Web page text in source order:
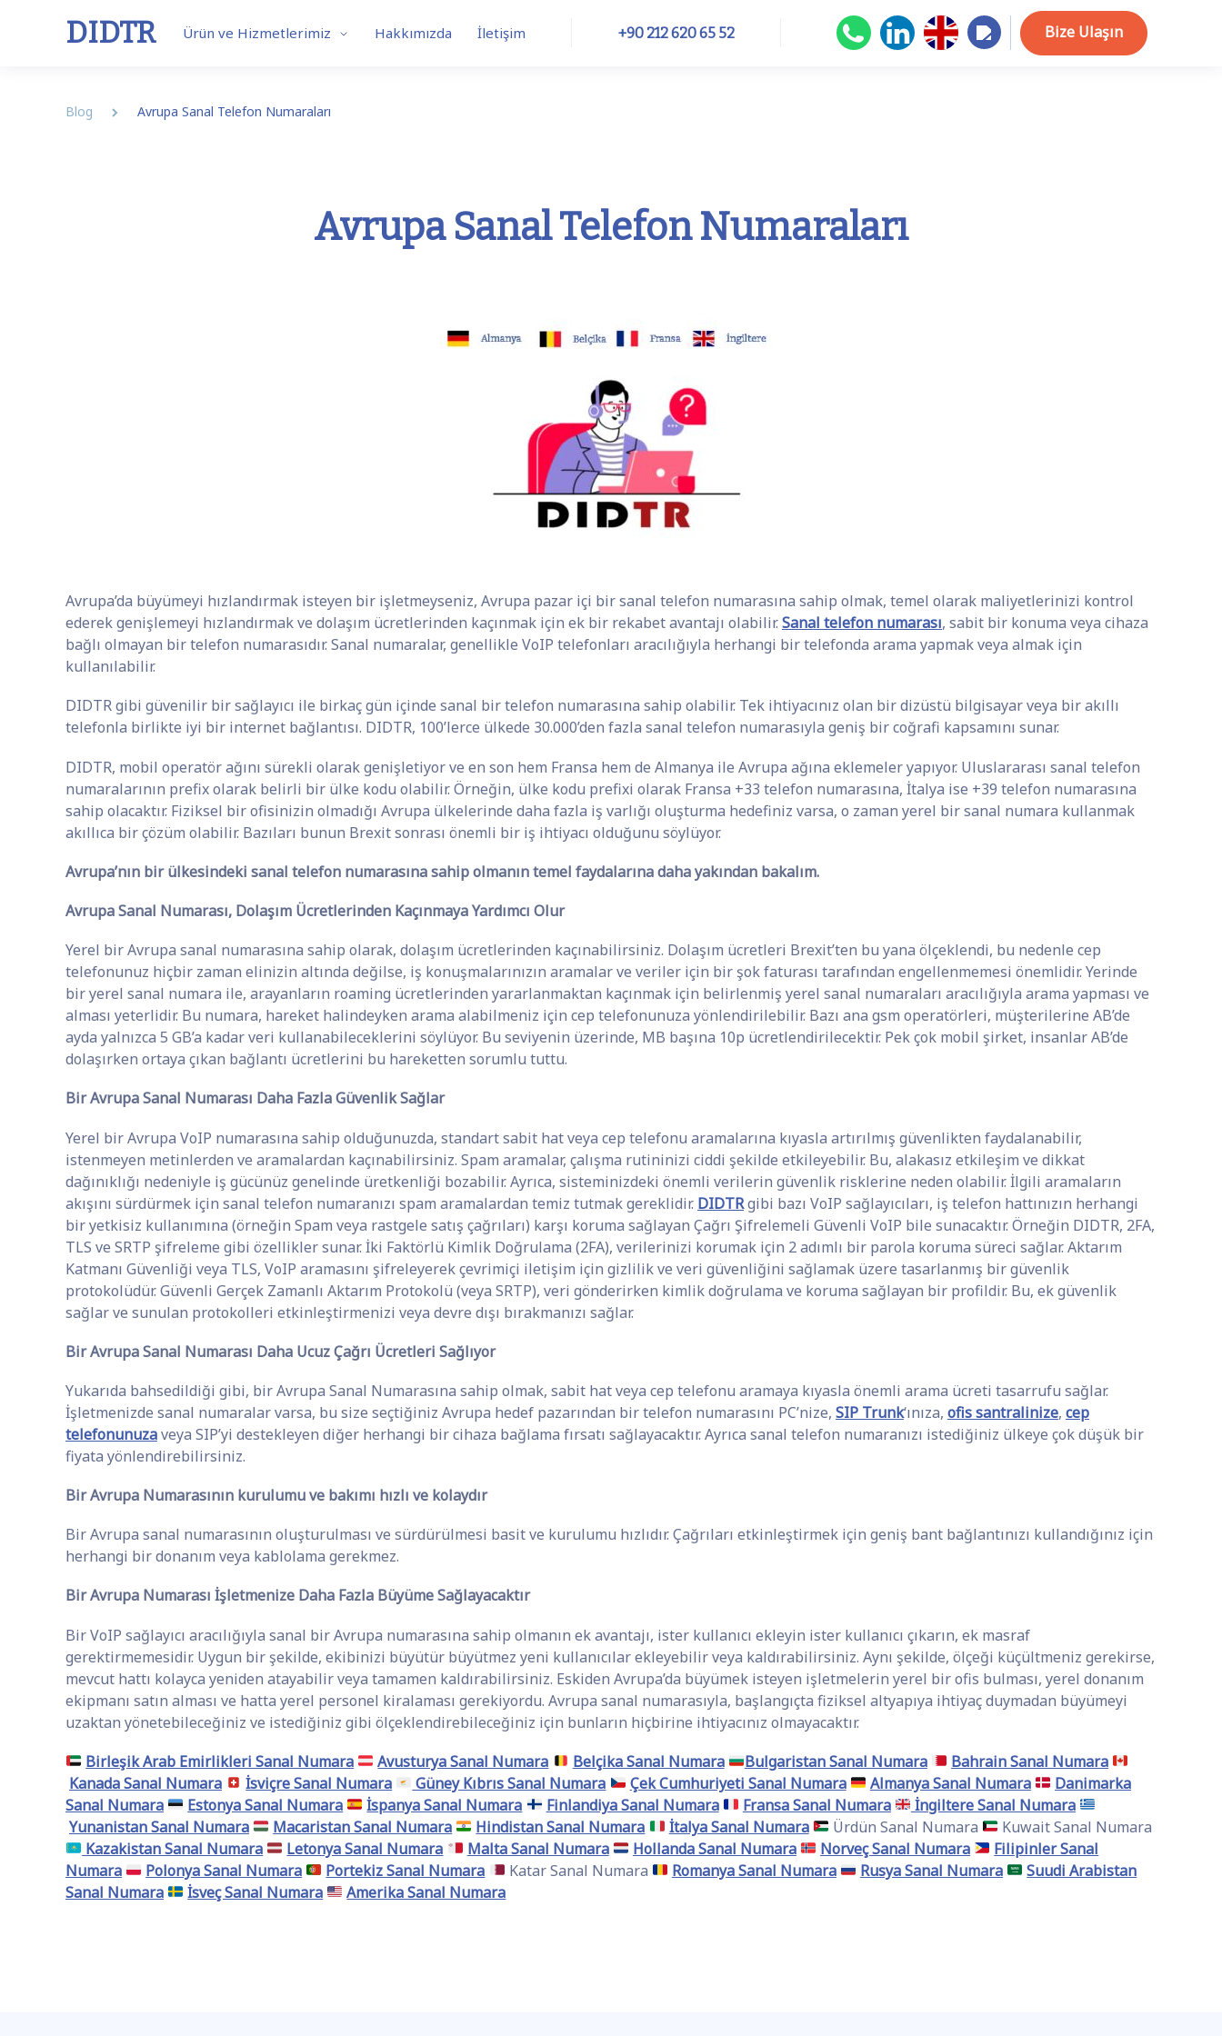
DIDTR Ürün ve Hizmetlerimiz Hakkımızda İletişim +90 212 620 65 52 Bize Ulaşın
Blog Avrupa Sanal Telefon Numaraları
Avrupa Sanal Telefon Numaraları
Avrupa’da büyümeyi hızlandırmak isteyen bir işletmeyseniz, Avrupa pazar içi bir sanal telefon numarasına sahip olmak, temel olarak maliyetlerinizi kontrol
ederek genişlemeyi hızlandırmak ve dolaşım ücretlerinden kaçınmak için ek bir rekabet avantajı olabilir.Sanal telefon numarası, sabit bir konuma veya cihaza
bağlı olmayan bir telefon numarasıdır. Sanal numaralar, genellikle VoIP telefonları aracılığıyla herhangi bir telefonda arama yapmak veya almak için
kullanılabilir.
DIDTR gibi güvenilir bir sağlayıcı ile birkaç gün içinde sanal bir telefon numarasına sahip olabilir. Tek ihtiyacınız olan bir dizüstü bilgisayar veya bir akıllı
telefonla birlikte iyi bir internet bağlantısı. DIDTR, 100’lerce ülkede 30.000’den fazla sanal telefon numarasıyla geniş bir coğrafi kapsamını sunar.
DIDTR, mobil operatör ağını sürekli olarak genişletiyor ve en son hem Fransa hem de Almanya ile Avrupa ağına eklemeler yapıyor. Uluslararası sanal telefon
numaralarının prefix olarak belirli bir ülke kodu olabilir. Örneğin, ülke kodu prefixi olarak Fransa +33 telefon numarasına, İtalya ise +39 telefon numarasına
sahip olacaktır. Fiziksel bir ofisinizin olmadığı Avrupa ülkelerinde daha fazla iş varlığı oluşturma hedefiniz varsa, o zaman yerel bir sanal numara kullanmak
akıllıca bir çözüm olabilir. Bazıları bunun Brexit sonrası önemli bir iş ihtiyacı olduğunu söylüyor.
Avrupa’nın bir ülkesindeki sanal telefon numarasına sahip olmanın temel faydalarına daha yakından bakalım.
Avrupa Sanal Numarası, Dolaşım Ücretlerinden Kaçınmaya Yardımcı Olur
Yerel bir Avrupa sanal numarasına sahip olarak, dolaşım ücretlerinden kaçınabilirsiniz. Dolaşım ücretleri Brexit’ten bu yana ölçeklendi, bu nedenle cep
telefonunuz hiçbir zaman elinizin altında değilse, iş konuşmalarınızın aramalar ve veriler için bir şok faturası tarafından engellenmemesi önemlidir. Yerinde
bir yerel sanal numara ile, arayanların roaming ücretlerinden yararlanmaktan kaçınmak için belirlenmiş yerel sanal numaraları aracılığıyla arama yapması ve
alması yeterlidir. Bu numara, hareket halindeyken arama alabilmeniz için cep telefonunuza yönlendirilebilir. Bazı ana gsm operatörleri, müşterilerine AB’de
ayda yalnızca 5 GB’a kadar veri kullanabileceklerini söylüyor. Bu seviyenin üzerinde, MB başına 10p ücretlendirilecektir. Pek çok mobil şirket, insanlar AB’de
dolaşırken ortaya çıkan bağlantı ücretlerini bu hareketten sorumlu tuttu.
Bir Avrupa Sanal Numarası Daha Fazla Güvenlik Sağlar
Yerel bir Avrupa VoIP numarasına sahip olduğunuzda, standart sabit hat veya cep telefonu aramalarına kıyasla artırılmış güvenlikten faydalanabilir,
istenmeyen metinlerden ve aramalardan kaçınabilirsiniz. Spam aramalar, çalışma rutininizi ciddi şekilde etkileyebilir. Bu, alakasız etkileşim ve dikkat
dağınıklığı nedeniyle iş gücünüz genelinde üretkenliği bozabilir. Ayrıca, sisteminizdeki önemli verilerin güvenlik risklerine neden olabilir. İlgili aramaların
akışını sürdürmek için sanal telefon numaranızı spam aramalardan temiz tutmak gereklidir. DIDTRgibi bazı VoIP sağlayıcıları, iş telefon hattınızın herhangi
bir yetkisiz kullanımına (örneğin Spam veya rastgele satış çağrıları) karşı koruma sağlayan Çağrı Şifrelemeli Güvenli VoIP bile sunacaktır. Örneğin DIDTR, 2FA,
TLS ve SRTP şifreleme gibi özellikler sunar. İki Faktörlü Kimlik Doğrulama (2FA), verilerinizi korumak için 2 adımlı bir parola koruma süreci sağlar. Aktarım
Katmanı Güvenliği veya TLS, VoIP aramasını şifreleyerek çevrimiçi iletişim için gizlilik ve veri güvenliğini sağlamak üzere tasarlanmış bir güvenlik
protokolüdür. Güvenli Gerçek Zamanlı Aktarım Protokolü (veya SRTP), veri gönderirken kimlik doğrulama ve koruma sağlayan bir profildir. Bu, ek güvenlik
sağlar ve sunulan protokolleri etkinleştirmenizi veya devre dışı bırakmanızı sağlar.
Bir Avrupa Sanal Numarası Daha Ucuz Çağrı Ücretleri Sağlıyor
Yukarıda bahsedildiği gibi, bir Avrupa Sanal Numarasına sahip olmak, sabit hat veya cep telefonu aramaya kıyasla önemli arama ücreti tasarrufu sağlar.
İşletmenizde sanal numaralar varsa, bu size seçtiğiniz Avrupa hedef pazarından bir telefon numarasını PC’nize, SIP Trunk‘ınıza, ofis santralinize, cep
telefonunuzaveya SIP’yi destekleyen diğer herhangi bir cihaza bağlama fırsatı sağlayacaktır. Ayrıca sanal telefon numaranızı istediğiniz ülkeye çok düşük bir
fiyata yönlendirebilirsiniz.
Bir Avrupa Numarasının kurulumu ve bakımı hızlı ve kolaydır
Bir Avrupa sanal numarasının oluşturulması ve sürdürülmesi basit ve kurulumu hızlıdır. Çağrıları etkinleştirmek için geniş bant bağlantınızı kullandığınız için
herhangi bir donanım veya kablolama gerekmez.
Bir Avrupa Numarası İşletmenize Daha Fazla Büyüme Sağlayacaktır
Bir VoIP sağlayıcı aracılığıyla sanal bir Avrupa numarasına sahip olmanın ek avantajı, ister kullanıcı ekleyin ister kullanıcı çıkarın, ek masraf
gerektirmemesidir. Uygun bir şekilde, ekibinizi büyütür büyütmez yeni kullanıcılar ekleyebilir veya kaldırabilirsiniz. Aynı şekilde, ölçeği küçültmeniz gerekirse,
mevcut hattı kolayca yeniden atayabilir veya tamamen kaldırabilirsiniz. Eskiden Avrupa’da büyümek isteyen işletmelerin yerel bir ofis bulması, yerel donanım
ekipmanı satın alması ve hatta yerel personel kiralaması gerekiyordu. Avrupa sanal numarasıyla, başlangıçta fiziksel altyapıya ihtiyaç duymadan büyümeyi
uzaktan yönetebileceğiniz ve istediğiniz gibi ölçeklendirebileceğiniz için bunların hiçbirine ihtiyacınız olmayacaktır.
Birleşik Arab Emirlikleri Sanal Numara
Avusturya Sanal Numara Belçika Sanal Numara Bulgaristan Sanal Numara
Bahrain Sanal Numara
Kanada Sanal Numara
İsviçre Sanal Numara Güney Kıbrıs Sanal Numara Çek Cumhuriyeti Sanal Numara Almanya Sanal Numara
Danimarka
Sanal Numara
Estonya Sanal Numara İspanya Sanal Numara Finlandiya Sanal Numara Fransa Sanal Numara
İngiltere Sanal Numara
Yunanistan Sanal Numara
Macaristan Sanal Numara Hindistan Sanal Numara İtalya Sanal Numara Ürdün Sanal Numara
Kuwait Sanal Numara
Kazakistan Sanal Numara
Letonya Sanal Numara Malta Sanal Numara Hollanda Sanal Numara Norveç Sanal Numara
Filipinler Sanal
Numara
Polonya Sanal Numara Portekiz Sanal Numara Katar Sanal Numara Romanya Sanal Numara Rusya Sanal Numara
Suudi Arabistan
Sanal Numara
İsveç Sanal Numara Amerika Sanal Numara